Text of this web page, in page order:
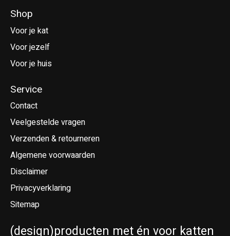
Shop
Voor je kat
Voor jezelf
Voor je huis
Service
Contact
Veelgestelde vragen
Verzenden & retourneren
Algemene voorwaarden
Disclaimer
Privacyverklaring
Sitemap
(design)producten met én voor katten